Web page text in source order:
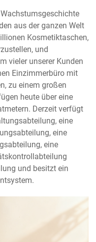
aus der ganzen Welt
Kosmetiktaschen,
und
vieler unserer Kunden
Einzimmerbüro mit
zu einem großen
heute über eine
Derzeit verfügt
eine
eine
eine
und besitzt ein